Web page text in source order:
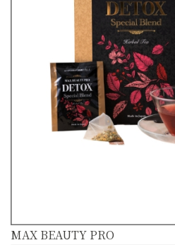
MAX BEAUTY PRO